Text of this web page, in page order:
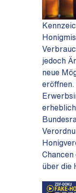
jedoch
neue
eröffnen.
über die